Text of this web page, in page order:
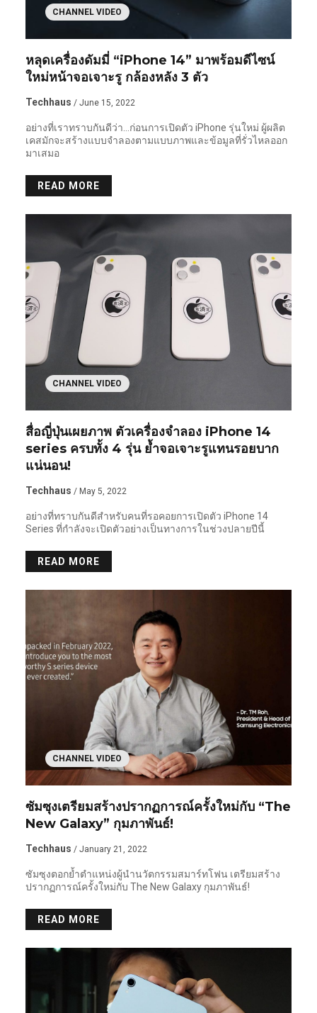
CHANNEL VIDEO
หลุดเครื่องดัมมี่ “iPhone 14” มาพร้อมดีไซน์
ใหม่หน้าจอเจาะรู กล้องหลัง 3 ตัว
Techhaus / June 15, 2022
อย่างที่เราทราบกันดีว่า…ก่อนการเปิดตัว iPhone รุ่นใหม่ ผู้ผลิต
เคสมักจะสร้างแบบจำลองตามแบบภาพและข้อมูลที่รั่วไหลออก
มาเสมอ
READ MORE
CHANNEL VIDEO
สื่อญี่ปุ่นเผยภาพ ตัวเครื่องจำลอง iPhone 14
series ครบทั้ง 4 รุ่น ย้ำจอเจาะรูแทนรอยบาก
แน่นอน!
Techhaus / May 5, 2022
อย่างที่ทราบกันดีสำหรับคนที่รอคอยการเปิดตัว iPhone 14
Series ที่กำลังจะเปิดตัวอย่างเป็นทางการในช่วงปลายปีนี้
READ MORE
CHANNEL VIDEO
ซัมซุงเตรียมสร้างปรากฏการณ์ครั้งใหม่กับ “The
New Galaxy” กุมภาพันธ์!
Techhaus / January 21, 2022
ซัมซุงตอกย้ำตำแหน่งผู้นำนวัตกรรมสมาร์ทโฟน เตรียมสร้าง
ปรากฏการณ์ครั้งใหม่กับ The New Galaxy กุมภาพันธ์!
READ MORE